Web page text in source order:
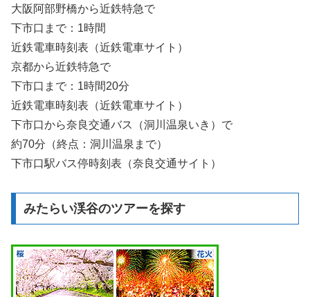
大阪阿部野橋から近鉄特急で
下市口まで：1時間
近鉄電車時刻表（近鉄電車サイト）
京都から近鉄特急で
下市口まで：1時間20分
近鉄電車時刻表（近鉄電車サイト）
下市口から奈良交通バス（洞川温泉いき）で
約70分（終点：洞川温泉まで）
下市口駅バス停時刻表（奈良交通サイト）
みたらい渓谷のツアーを探す